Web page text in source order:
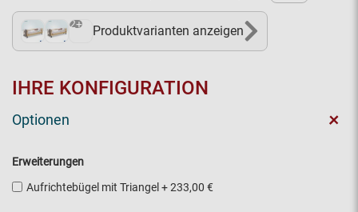
2+ Produktvarianten anzeigen
IHRE KONFIGURATION
Optionen +
Erweiterungen
Aufrichtebügel mit Triangel +233,00 €